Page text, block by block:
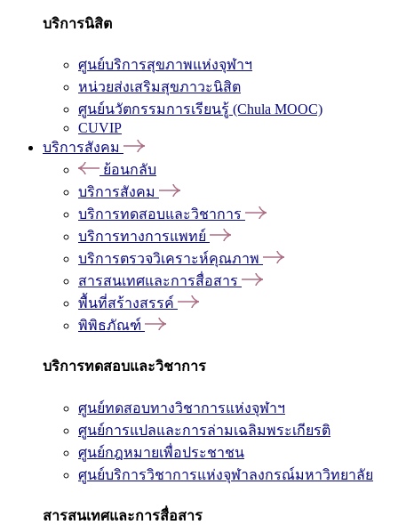
บริการนิสิต
ศูนย์บริการสุขภาพแห่งจุฬาฯ
หน่วยส่งเสริมสุขภาวะนิสิต
ศูนย์นวัตกรรมการเรียนรู้ (Chula MOOC)
CUVIP
บริการสังคม
ย้อนกลับ
บริการสังคม
บริการทดสอบและวิชาการ
บริการทางการแพทย์
บริการตรวจวิเคราะห์คุณภาพ
สารสนเทศและการสื่อสาร
พื้นที่สร้างสรรค์
พิพิธภัณฑ์
บริการทดสอบและวิชาการ
ศูนย์ทดสอบทางวิชาการแห่งจุฬาฯ
ศูนย์การแปลและการล่ามเฉลิมพระเกียรติ
ศูนย์กฎหมายเพื่อประชาชน
ศูนย์บริการวิชาการแห่งจุฬาลงกรณ์มหาวิทยาลัย
สารสนเทศและการสื่อสาร